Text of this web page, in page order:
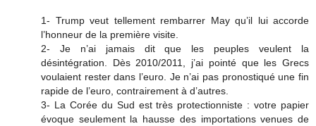
1- Trump veut tellement rembarrer May qu’il lui accorde
l’honneur de la première visite.
2- Je n’ai jamais dit que les peuples veulent la
désintégration. Dès 2010/2011, j’ai pointé que les Grecs
voulaient rester dans l’euro. Je n’ai pas pronostiqué une fin
rapide de l’euro, contrairement à d’autres.
3- La Corée du Sud est très protectionniste : votre papier
évoque seulement la hausse des importations venues de